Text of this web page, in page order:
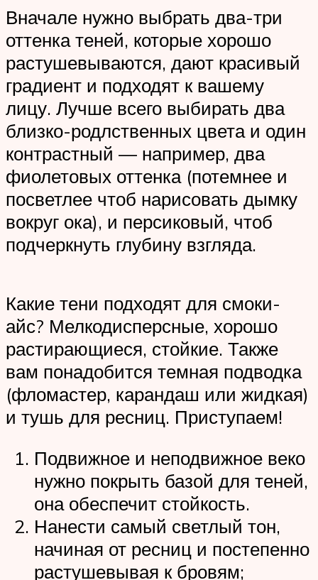
Вначале нужно выбрать два-три
оттенка теней, которые хорошо
растушевываются, дают красивый
градиент и подходят к вашему
лицу. Лучше всего выбирать два
близко-родлственных цвета и один
контрастный — например, два
фиолетовых оттенка (потемнее и
посветлее чтоб нарисовать дымку
вокруг ока), и персиковый, чтоб
подчеркнуть глубину взгляда.
Какие тени подходят для смоки-
айс? Мелкодисперсные, хорошо
растирающиеся, стойкие. Также
вам понадобится темная подводка
(фломастер, карандаш или жидкая)
и тушь для ресниц. Приступаем!
Подвижное и неподвижное веко
нужно покрыть базой для теней,
она обеспечит стойкость.
Нанести самый светлый тон,
начиная от ресниц и постепенно
растушевывая к бровям;